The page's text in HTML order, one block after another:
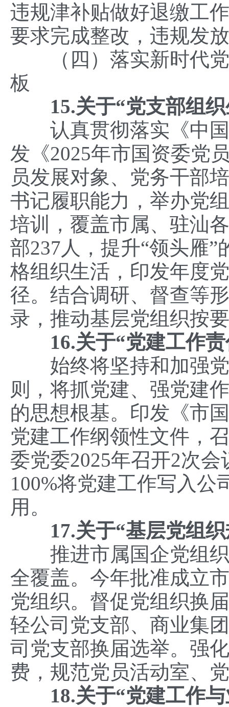
违规津补贴做好退缴工
要求完成整改，违规发
（四）落实新时代党
板
15.关于“党支部组织
认真贯彻落实《中国
发《2025年市国资委党
员发展对象、党务干部
书记履职能力，举办党
培训，覆盖市属、驻汕
部237人，提升“领头雁
格组织生活，印发年度
径。结合调研、督查等
录，推动基层党组织按
16.关于“党建工作责
始终将坚持和加强党
则，将抓党建、强党建
的思想根基。印发《市
党建工作纲领性文件，
委党委2025年召开2次
100%将党建工作写入
用。
17.关于“基层党组织
推进市属国企党组织
全覆盖。今年批准成立
党组织。督促党组织换
轻公司党支部、商业集
司党支部换届选举。强
费，规范党员活动室、
18.关于“党建工作与